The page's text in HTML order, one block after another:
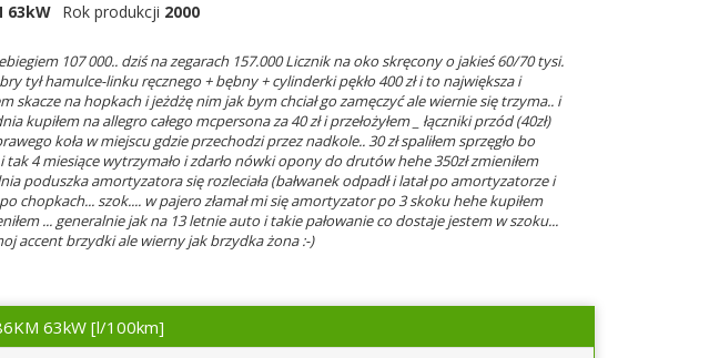
63kW Rok produkcji 2000
107 000.. dziś na zegarach 157.000 Licznik na oko skręcony o jakieś 60/70 tysi.
tył hamulce-linku ręcznego + bębny + cylinderki pękło 400 zł i to największa i
skacze na hopkach i jeżdżę nim jak bym chciał go zamęczyć ale wiernie się trzyma.. i
kupiłem na allegro całego mcpersona za 40 zł i przełożyłem _ łączniki przód (40zł)
koła w miejscu gdzie przechodzi przez nadkole.. 30 zł spaliłem sprzęgło bo
4 miesiące wytrzymało i zdarło nówki opony do drutów hehe 350zł zmieniłem
poduszka amortyzatora się rozleciała (bałwanek odpadł i latał po amortyzatorze i
chopkach... szok.... w pajero złamał mi się amortyzator po 3 skoku hehe kupiłem
... generalnie jak na 13 letnie auto i takie pałowanie co dostaje jestem w szoku...
accent brzydki ale wierny jak brzydka żona :-)
63kW [l/100km]